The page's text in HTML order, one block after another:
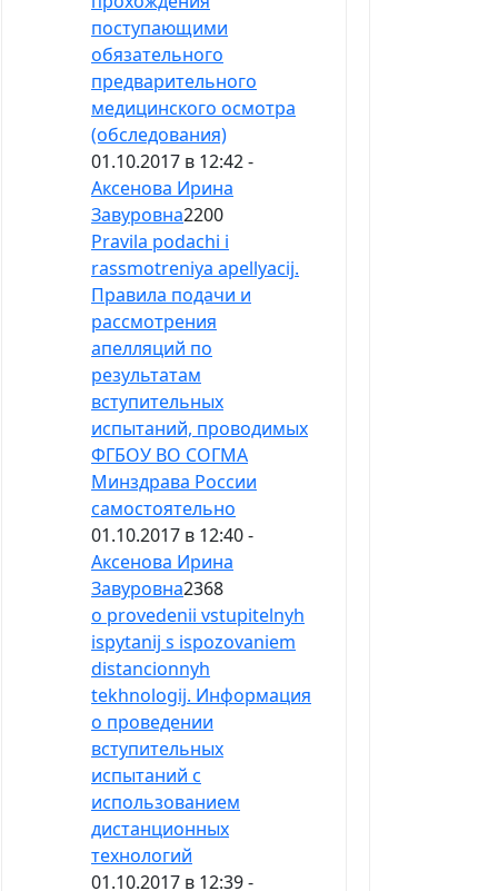
поступающими
обязательного
предварительного
медицинского осмотра
(обследования)
01.10.2017 в 12:42 -
Аксенова Ирина
Завуровна2200
Pravila podachi i
rassmotreniya apellyacij.
Правила подачи и
рассмотрения
апелляций по
результатам
вступительных
испытаний, проводимых
ФГБОУ ВО СОГМА
Минздрава России
самостоятельно
01.10.2017 в 12:40 -
Аксенова Ирина
Завуровна2368
o provedenii vstupitelnyh
ispytanij s ispozovaniem
distancionnyh
tekhnologij. Информация
о проведении
вступительных
испытаний с
использованием
дистанционных
технологий
01.10.2017 в 12:39 -